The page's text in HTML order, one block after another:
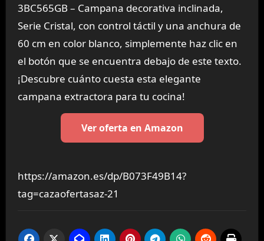
3BC565GB – Campana decorativa inclinada,
Serie Cristal, con control táctil y una anchura de
60 cm en color blanco, simplemente haz clic en
el botón que se encuentra debajo de este texto.
¡Descubre cuánto cuesta esta elegante
campana extractora para tu cocina!
Ver oferta en Amazon
https://amazon.es/dp/B073F49B14?
tag=cazaofertasaz-21